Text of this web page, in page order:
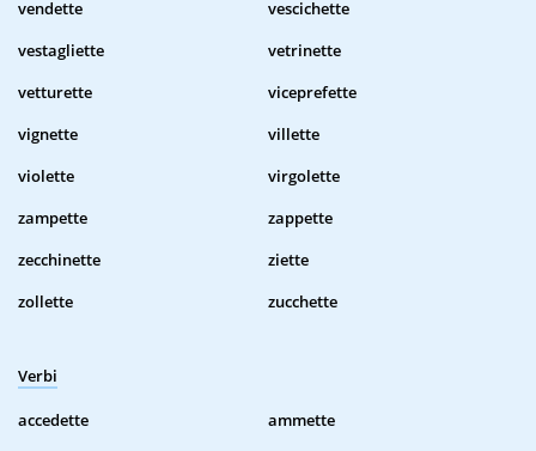
vendette
vescichette
vestagliette
vetrinette
vetturette
viceprefette
vignette
villette
violette
virgolette
zampette
zappette
zecchinette
ziette
zollette
zucchette
Verbi
accedette ammette